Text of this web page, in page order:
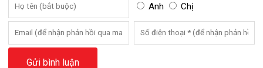
Anh Chị